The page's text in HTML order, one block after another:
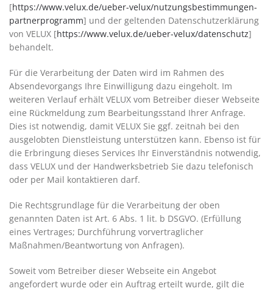
[https://www.velux.de/ueber-velux/nutzungsbestimmungen-
partnerprogramm] und der geltenden Datenschutzerklärung
von VELUX [https://www.velux.de/ueber-velux/datenschutz]
behandelt.
Für die Verarbeitung der Daten wird im Rahmen des
Absendevorgangs Ihre Einwilligung dazu eingeholt. Im
weiteren Verlauf erhält VELUX vom Betreiber dieser Webseite
eine Rückmeldung zum Bearbeitungsstand Ihrer Anfrage.
Dies ist notwendig, damit VELUX Sie ggf. zeitnah bei den
ausgelobten Dienstleistung unterstützen kann. Ebenso ist für
die Erbringung dieses Services Ihr Einverständnis notwendig,
dass VELUX und der Handwerksbetrieb Sie dazu telefonisch
oder per Mail kontaktieren darf.
Die Rechtsgrundlage für die Verarbeitung der oben
genannten Daten ist Art. 6 Abs. 1 lit. b DSGVO. (Erfüllung
eines Vertrages; Durchführung vorvertraglicher
Maßnahmen/Beantwortung von Anfragen).
Soweit vom Betreiber dieser Webseite ein Angebot
angefordert wurde oder ein Auftrag erteilt wurde, gilt die